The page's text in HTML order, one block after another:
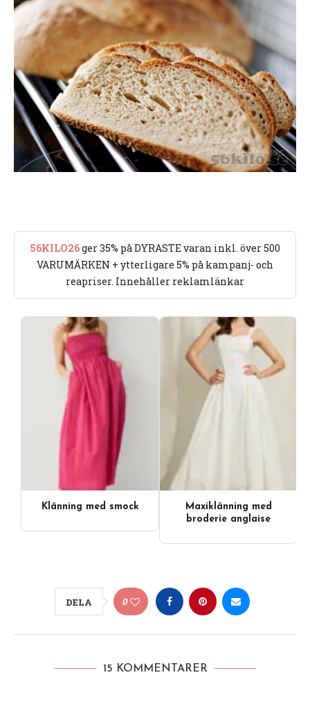
56KILO26ger 35% på DYRASTE varan inkl. över 500
VARUMÄRKEN + ytterligare 5% på kampanj- och
reapriser. Innehåller reklamlänkar
Klänning med smock
Maxiklänning med
broderie anglaise
DELA 0
15 KOMMENTARER